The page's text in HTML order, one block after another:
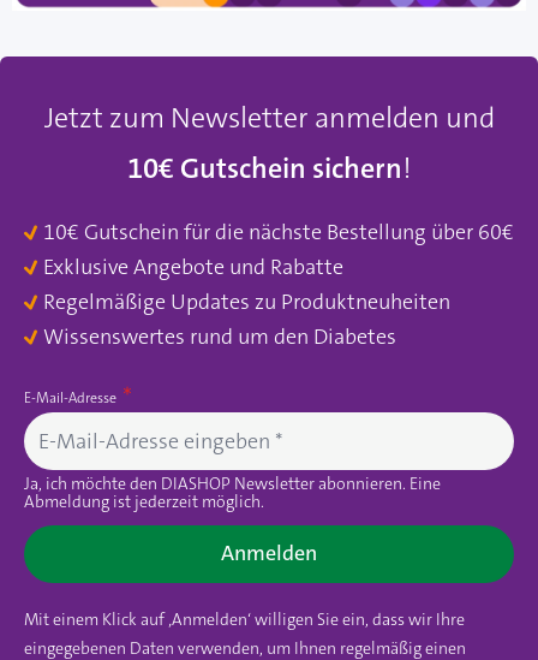
Jetzt zum Newsletter anmelden und
10€ Gutschein sichern!
10€ Gutschein für die nächste Bestellung über 60€
Exklusive Angebote und Rabatte
Regelmäßige Updates zu Produktneuheiten
Wissenswertes rund um den Diabetes
E-Mail-Adresse
Ja, ich möchte den DIASHOP Newsletter abonnieren. Eine
Abmeldung ist jederzeit möglich.
Anmelden
Mit einem Klick auf ‚Anmelden‘ willigen Sie ein, dass wir Ihre
eingegebenen Daten verwenden, um Ihnen regelmäßig einen